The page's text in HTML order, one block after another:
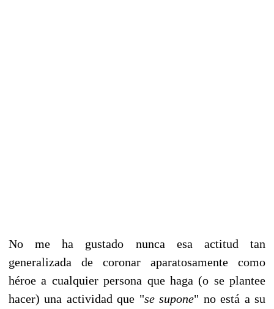
No me ha gustado nunca esa actitud tan
generalizada de coronar aparatosamente como
héroe a cualquier persona que haga (o se plantee
hacer) una actividad que "se supone" no está a su